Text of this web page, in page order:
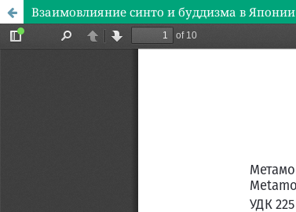
Взаимовлияние синто и буддизма в Японии